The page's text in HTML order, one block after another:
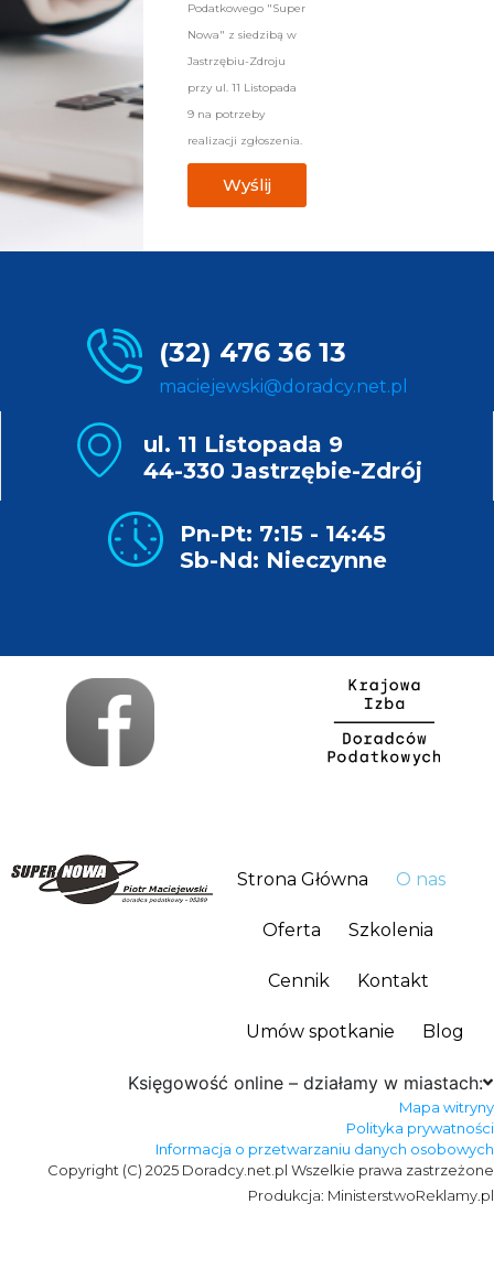
Podatkowego "Super
Nowa" z siedzibą w
Jastrzębiu-Zdroju
przy ul. 11 Listopada
9 na potrzeby
realizacji zgłoszenia.
Wyślij
(32) 476 36 13
maciejewski@doradcy.net.pl
ul. 11 Listopada 9
44-330 Jastrzębie-Zdrój
Pn-Pt: 7:15 - 14:45
Sb-Nd: Nieczynne
Strona Główna O nas
Oferta Szkolenia
Cennik Kontakt
Umów spotkanie Blog
Księgowość online – działamy w miastach:
Mapa witryny
Polityka prywatności
Informacja o przetwarzaniu danych osobowych
Copyright (C) 2025 Doradcy.net.pl Wszelkie prawa zastrzeżone
Produkcja: MinisterstwoReklamy.pl